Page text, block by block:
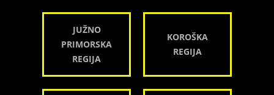
JUŽNO
PRIMORSKA
REGIJA
KOROŠKA
REGIJA